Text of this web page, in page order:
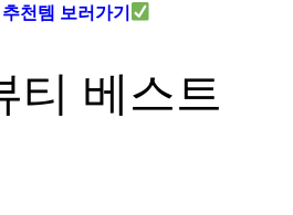
천템 보러가기
티 베스트